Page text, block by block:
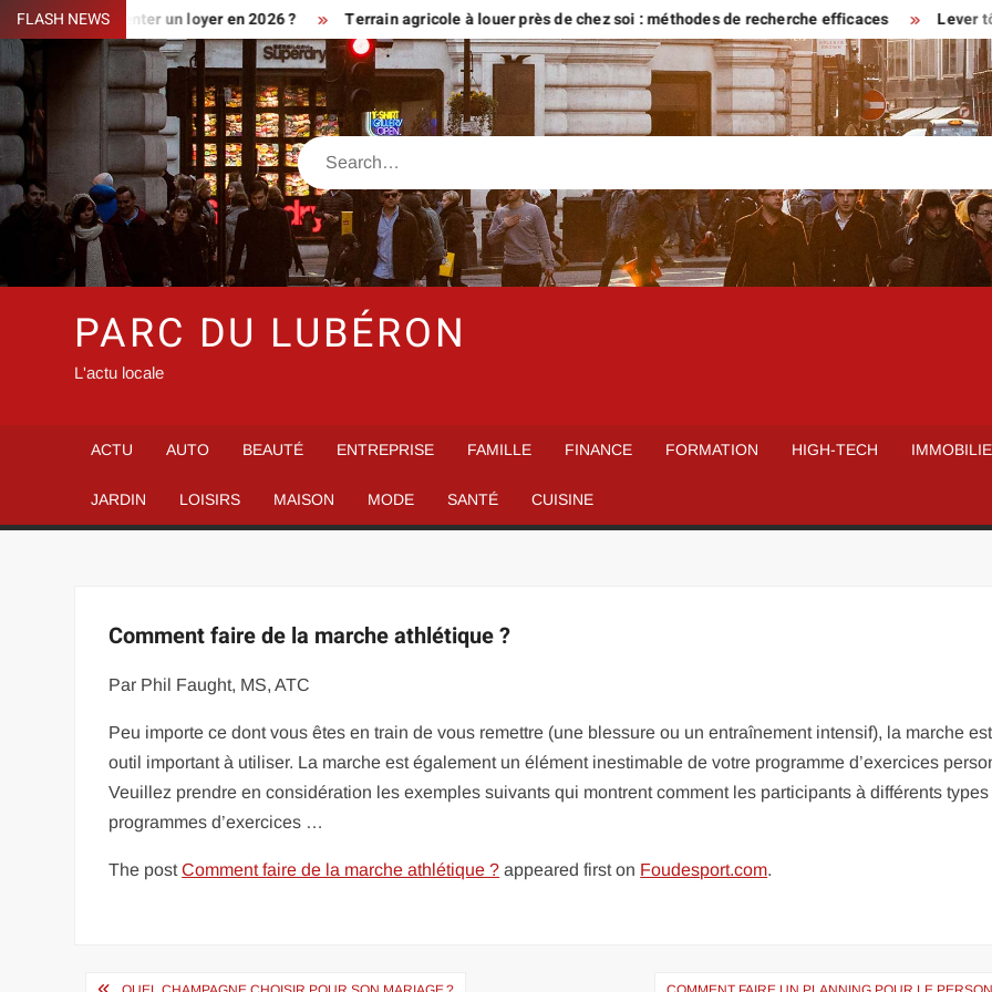
Skip
to
content
FLASH NEWS
augmenter un loyer en 2026 ? Terrain agricole à louer près de chez soi : méthodes de recherche efficaces Lever tôt ou
Search
PARC DU LUBÉRON
L'actu locale
ACTU AUTO BEAUTÉ ENTREPRISE FAMILLE FINANCE FORMATION HIGH-TECH
JARDIN LOISIRS MAISON MODE SANTÉ CUISINE
Comment faire de la marche athlétique ?
Par Phil Faught, MS, ATC
Peu importe ce dont vous êtes en train de vous remettre (une blessure ou un entraînement intensif), la marche
outil important à utiliser. La marche est également un élément inestimable de votre programme d’exercices
Veuillez prendre en considération les exemples suivants qui montrent comment les participants à différents types
programmes d’exercices …
The postComment faire de la marche athlétique ? appeared first on Foudesport.com.